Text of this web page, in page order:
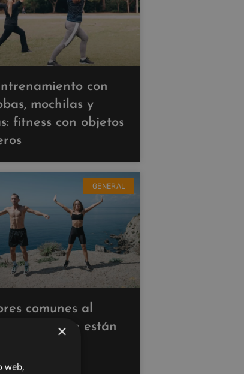
con
mochilas y
fitness con objetos
GENERAL
comunes al
cardio que están
×
web,